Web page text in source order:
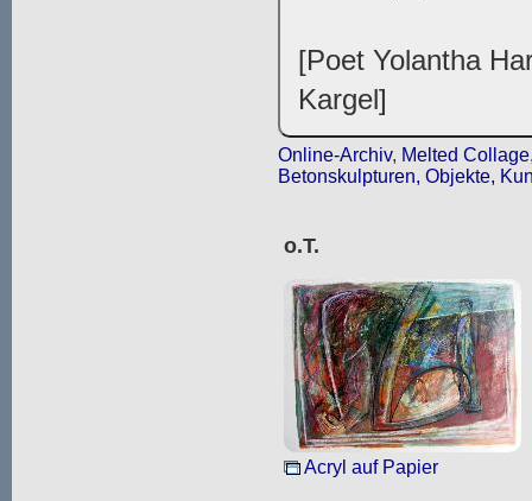
[Poet Yolantha
Kargel]
Online-Archiv, Melted
Betonskulpturen, Objekte,
o.T.
Acryl auf Papier